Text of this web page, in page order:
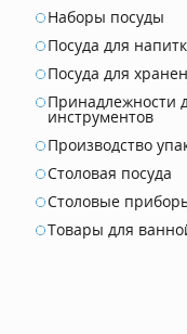
Наборы посуды
Посуда для
Посуда для
Принадлежности
инструментов
Производство
Столовая посуда
Столовые
Товары для